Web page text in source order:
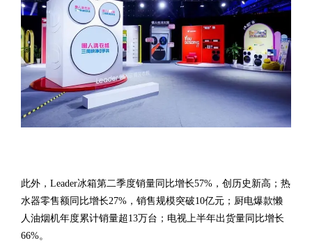
此外，Leader冰箱第二季度销量同比增长57%，创历史新高；热
水器零售额同比增长27%，销售规模突破10亿元；厨电爆款懒
人油烟机年度累计销量超13万台；电视上半年出货量同比增长
66%。